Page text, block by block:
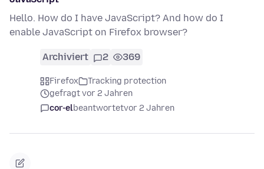
Hello. How do I have JavaScript? And how do I
enable JavaScript on Firefox browser?
Archiviert 2 369
Firefox
Tracking protection
gefragt vor 2 Jahren
cor-elbeantwortetvor 2 Jahren